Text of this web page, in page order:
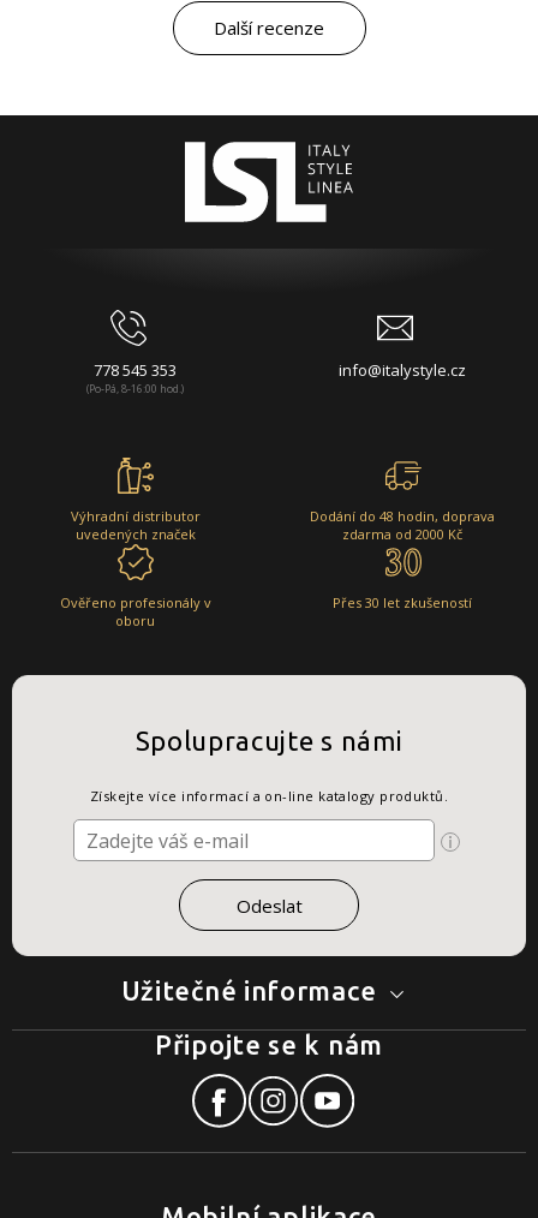
Další recenze
778 545 353
(Po-Pá, 8-16:00 hod.)
info@italystyle.cz
Výhradní distributor
uvedených značek
Dodání do 48 hodin, doprava
zdarma od 2000 Kč
Ověřeno profesionály v
oboru
Přes 30 let zkušeností
Užitečné informace
Spolupracujte s námi
Získejte více informací a on-line katalogy produktů.
Připojte se k nám